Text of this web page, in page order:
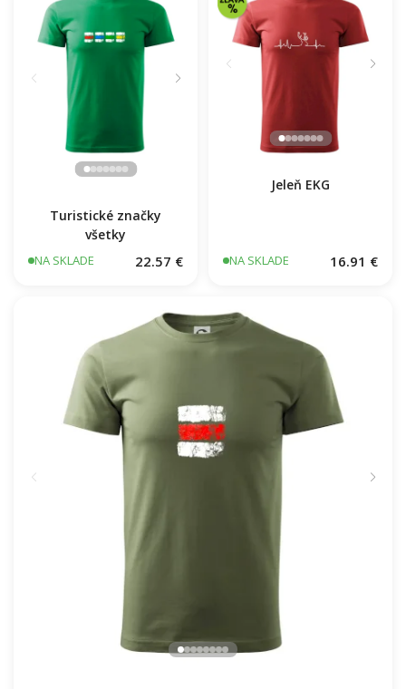
Turistické značky
všetky
NA SKLADE 22.57 €
Jeleň EKG
NA SKLADE 16.91 €